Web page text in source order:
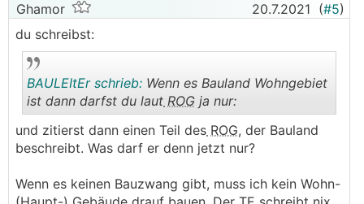
Ghamor 20.7.2021 (#5)
du schreibst:
..
BAULEItEr schrieb: Wenn es Bauland Wohngebiet
ist dann darfst du laut ROG ja nur:
und zitierst dann einen Teil des ROG, der Bauland
beschreibt. Was darf er denn jetzt nur?
Wenn es keinen Bauzwang gibt, muss ich kein Wohn-